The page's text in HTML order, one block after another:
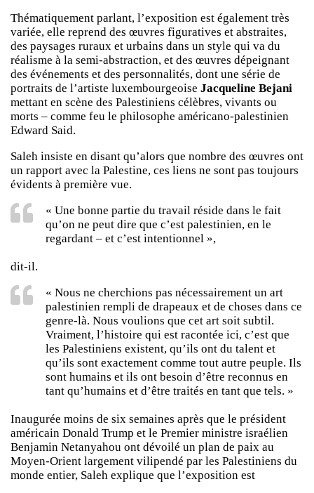
Thématiquement parlant, l’exposition est également très
variée, elle reprend des œuvres figuratives et abstraites,
des paysages ruraux et urbains dans un style qui va du
réalisme à la semi-abstraction, et des œuvres dépeignant
des événements et des personnalités, dont une série de
portraits de l’artiste luxembourgeoise Jacqueline Bejani
mettant en scène des Palestiniens célèbres, vivants ou
morts – comme feu le philosophe américano-palestinien
Edward Said.
Saleh insiste en disant qu’alors que nombre des œuvres ont
un rapport avec la Palestine, ces liens ne sont pas toujours
évidents à première vue.
« Une bonne partie du travail réside dans le fait
qu’on ne peut dire que c’est palestinien, en le
regardant – et c’est intentionnel »,
dit-il.
« Nous ne cherchions pas nécessairement un art
palestinien rempli de drapeaux et de choses dans ce
genre-là. Nous voulions que cet art soit subtil.
Vraiment, l’histoire qui est racontée ici, c’est que
les Palestiniens existent, qu’ils ont du talent et
qu’ils sont exactement comme tout autre peuple. Ils
sont humains et ils ont besoin d’être reconnus en
tant qu’humains et d’être traités en tant que tels. »
Inaugurée moins de six semaines après que le président
américain Donald Trump et le Premier ministre israélien
Benjamin Netanyahou ont dévoilé un plan de paix au
Moyen-Orient largement vilipendé par les Palestiniens du
monde entier, Saleh explique que l’exposition est